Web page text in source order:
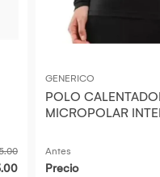
GENERICO
POLO
MICROPOLAR
Antes
Precio